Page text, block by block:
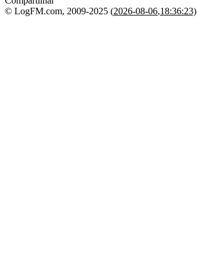
© LogFM.com, 2009-2025 (2026-08-06,18:36:23)